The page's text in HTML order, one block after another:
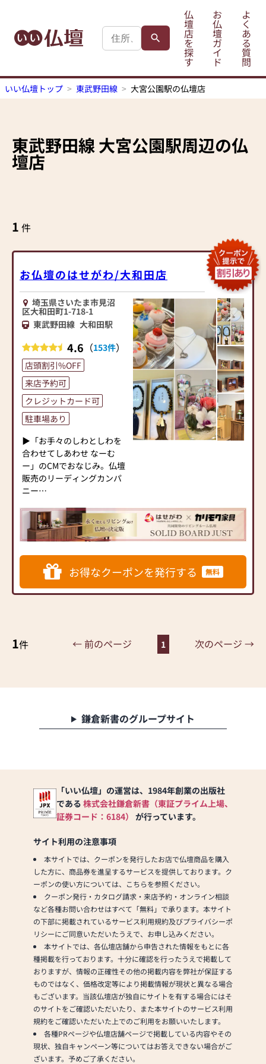
仏
壇
店
を
探
す
お
仏
壇
ガ
イ
ド
よ
く
あ
る
質
問
いい仏壇トップ 東武野田線 大宮公園駅の仏壇店
東武野田線大宮公園駅周辺の仏
壇店
1 件
お仏壇のはせがわ/大和田店
埼玉県さいたま市見沼
区大和田町1-718-1
東武野田線 大和田駅
4.6 （153件）
店頭割引%OFF
来店予約可
クレジットカード可
駐車場あり
▶「お手々のしわとしわを
合わせてしあわせ なーむ
ー」のCMでおなじみ。仏壇
販売のリーディングカンパ
ニー
内家具専門メーカーと、モ
ダンなインテリアにマッチ
するお仏壇を展開
◆◆ お陰様で創業94年 ◆◆
国内130店舗以上のスケール
メリットと東証上場の信
3,000基のお墓を納めていま
す。「お仏壇のはせがわ」
案しております。ご自身、
ついて、迷うことや、お困
りのことなどございました
意しております。1,000種類
以上の組み合わせの中から
お客様に合ったお仏壇・お
同開発≫
お仏壇のはせがわは、日本
を代表する家具メーカー
「カリモク家具」との協同
開発で、現代の住宅にあっ
たモダンなお仏壇を作って
います。他にも国内の家具
専門メーカーと作り上げた
お仏壇コレクションがあ
り、祈る人と偲ぶ人をつな
ぐ新しいカタチを提案しま
す。
≪はせがわ店舗サービスの
ご案内≫
●仏壇・仏具・お墓・相
お得なクーポンを発行する 無料
1件 ← 前のページ 1 次のページ →
鎌倉新書のグループサイト
「いい仏壇」の運営は、1984年創業の出版社
である 株式会社鎌倉新書（東証プライム上場、
証券コード：6184） が行っています。
サイト利用の注意事項
本サイトでは、クーポンを発行したお店で仏壇商品を購入
した方に、商品券を進呈するサービスを提供しております。ク
ーポンの使い方については、こちらを参照ください。
クーポン発行・カタログ請求・来店予約・オンライン相談
など各種お問い合わせはすべて「無料」で承ります。本サイト
の下部に掲載されているサービス利用規約及びプライバシーポ
リシーにご同意いただいたうえで、お申し込みください。
本サイトでは、各仏壇店舗から申告された情報をもとに各
種掲載を行っております。十分に確認を行ったうえで掲載して
おりますが、情報の正確性その他の掲載内容を弊社が保証する
ものではなく、価格改定等により掲載情報が現状と異なる場合
もございます。当該仏壇店が独自にサイトを有する場合にはそ
のサイトをご確認いただいたり、また本サイトのサービス利用
規約をご確認いただいた上でのご利用をお願いいたします。
各種PRページや仏壇店舗ページで掲載している内容やその
現状、独自キャンペーン等についてはお答えできない場合がご
ざいます。予めご了承ください。